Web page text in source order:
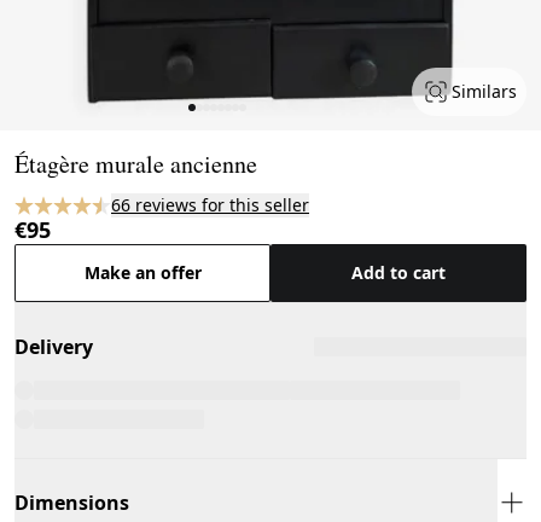
Similars
Étagère murale ancienne
66 reviews for this seller
€95
Make an offer Add to cart
Delivery
Dimensions